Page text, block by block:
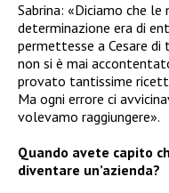
Sabrina: «Diciamo che
determinazione era di
permettesse a Cesare di
non si è mai
provato tantissime
Ma ogni errore ci
volevamo raggiungere».
Quando avete capito
diventare un’azienda?